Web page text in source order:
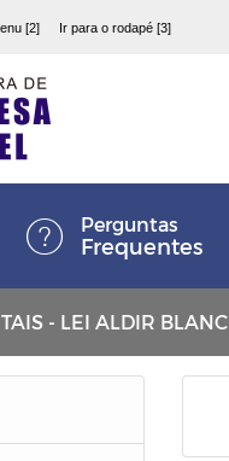
[2] Ir para o rodapé [3]
Perguntas
Frequentes
- LEI ALDIR BLANC